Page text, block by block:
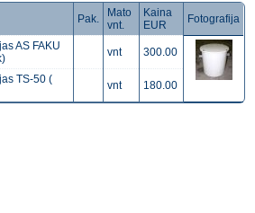
Pak.
Mato
vnt.
Kaina
EUR
Fotografija
AS FAKU
vnt 300.00
TS-50 (
vnt 180.00